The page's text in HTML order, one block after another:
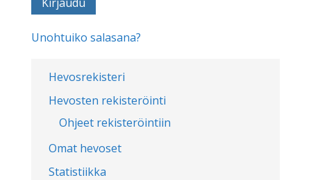
Hevosrekisteri
Hevosten rekisteröinti
Ohjeet rekisteröintiin
Omat hevoset
Statistiikka
Unohtuiko salasana?